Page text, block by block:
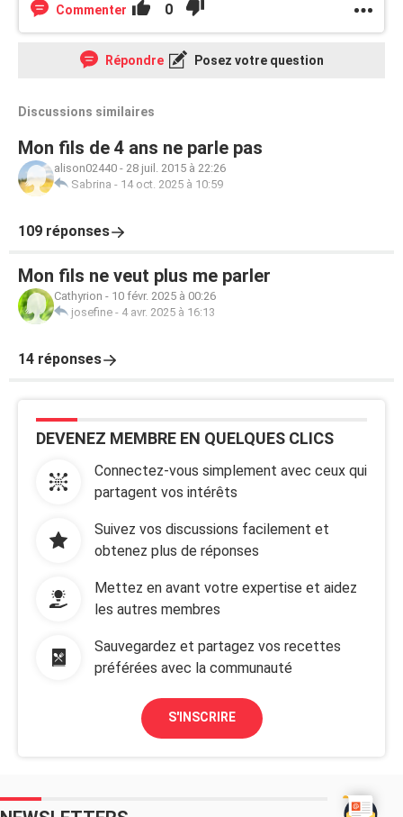
Commenter 0
Répondre Posez votre question
Discussions similaires
Mon fils de 4 ans ne parle pas
alison02440 - 28 juil. 2015 à 22:26
Sabrina - 14 oct. 2025 à 10:59
109 réponses
Mon fils ne veut plus me parler
Cathyrion - 10 févr. 2025 à 00:26
josefine - 4 avr. 2025 à 16:13
14 réponses
DEVENEZ MEMBRE EN QUELQUES CLICS
Connectez-vous simplement avec ceux qui
partagent vos intérêts
Suivez vos discussions facilement et
obtenez plus de réponses
Mettez en avant votre expertise et aidez
les autres membres
Sauvegardez et partagez vos recettes
préférées avec la communauté
S'INSCRIRE